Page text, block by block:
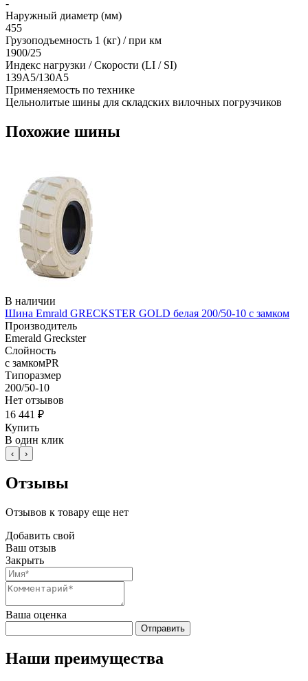
-
Наружный диаметр (мм)
455
Грузоподъемность 1 (кг) / при км
1900/25
Индекс нагрузки / Скорости (LI / SI)
139A5/130A5
Применяемость по технике
Цельнолитые шины для складских вилочных погрузчиков
Похожие шины
В наличии
Шина Emrald GRECKSTER GOLD белая 200/50-10 с замком
Производитель
Emerald Greckster
Слойность
с замкомPR
Типоразмер
200/50-10
Нет отзывов
16 441 ₽
Купить
В один клик
‹ ›
Отзывы
Отзывов к товару еще нет
Добавить свой
Ваш отзыв
Закрыть
Ваша оценка
Отправить
Наши преимущества